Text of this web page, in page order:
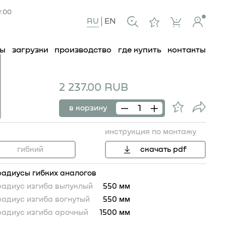
RU EN
загрузки производство где купить контакты
2 237.00 RUB
в корзину
гибкий
инструкция по монтажу
скачать pdf
гибких аналогов
изгиба выпуклый
550 мм
изгиба вогнутый
550 мм
изгиба арочный
1500 мм